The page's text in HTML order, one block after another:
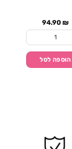
94.90₪
כמות של פחיות בירה
הוספה לסל